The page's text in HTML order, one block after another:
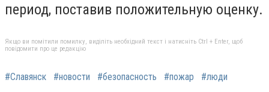
период, поставив положительную оценку.
Якщо ви помітили помилку, виділіть необхідний текст і натисніть Ctrl + Enter, щоб
повідомити про це редакцію
#Славянск #новости #безопасность #пожар #люди